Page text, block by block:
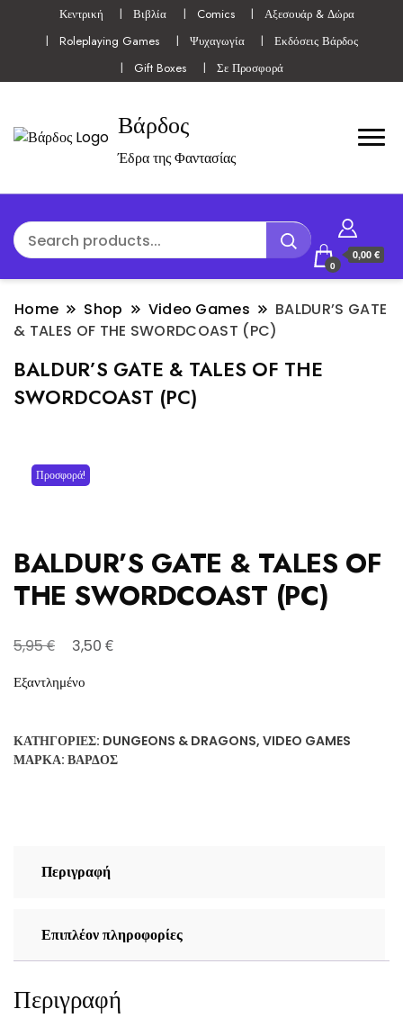
Κεντρική Βιβλία Comics
Αξεσουάρ & Δώρα
Roleplaying Games
Ψυχαγωγία
Εκδόσεις Βάρδος
Gift Boxes
Σε Προσφορά
Βάρδος
Έδρα της Φαντασίας
0
0,00 €
Home Shop Video Games
BALDUR’S GATE
& TALES OF THE SWORDCOAST (PC)
BALDUR’S GATE & TALES OF THE
SWORDCOAST (PC)
Προσφορά!
BALDUR’S GATE & TALES OF
THE SWORDCOAST (PC)
5,95€
Original
was:
3,50 €Η
3,50 €.
Εξαντλημένο
ΚΑΤΗΓΟΡΊΕΣ: DUNGEONS & DRAGONS, VIDEO GAMES
ΜΆΡΚΑ: ΒΆΡΔΟΣ
Περιγραφή
Επιπλέον πληροφορίες
Περιγραφή